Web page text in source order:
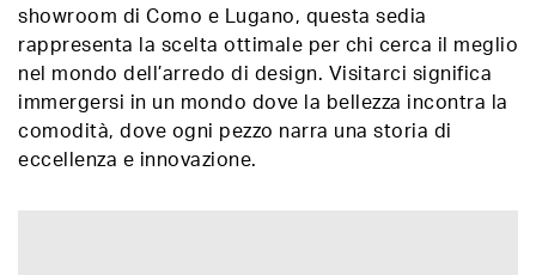
showroom di Como e Lugano, questa sedia
rappresenta la scelta ottimale per chi cerca il meglio
nel mondo dell’arredo di design. Visitarci significa
immergersi in un mondo dove la bellezza incontra la
comodità, dove ogni pezzo narra una storia di
eccellenza e innovazione.